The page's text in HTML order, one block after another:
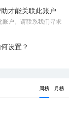
才能关联此账户
户。请联系我们寻求
设置？
周榜 月榜